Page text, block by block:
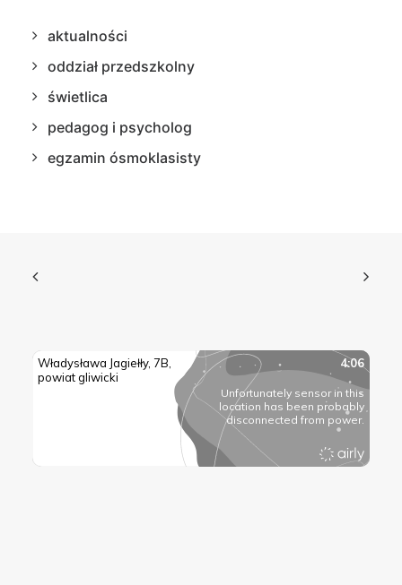
aktualności
oddział przedszkolny
świetlica
pedagog i psycholog
egzamin ósmoklasisty